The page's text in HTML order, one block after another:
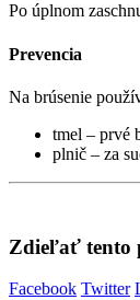
Po úplnom
Prevencia
Na brúsenie
tmel – prvé
plnič – za
Zdieľať tento
Facebook Twitter